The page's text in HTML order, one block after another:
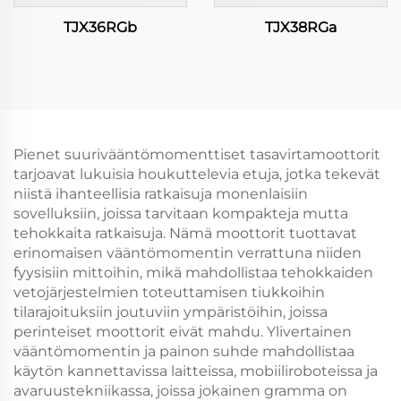
TJX36RGb TJX38RGa
Pienet suurivääntömomenttiset tasavirtamoottorit
tarjoavat lukuisia houkuttelevia etuja, jotka tekevät
niistä ihanteellisia ratkaisuja monenlaisiin
sovelluksiin, joissa tarvitaan kompakteja mutta
tehokkaita ratkaisuja. Nämä moottorit tuottavat
erinomaisen vääntömomentin verrattuna niiden
fyysisiin mittoihin, mikä mahdollistaa tehokkaiden
vetojärjestelmien toteuttamisen tiukkoihin
tilarajoituksiin joutuviin ympäristöihin, joissa
perinteiset moottorit eivät mahdu. Ylivertainen
vääntömomentin ja painon suhde mahdollistaa
käytön kannettavissa laitteissa, mobiiliroboteissa ja
avaruustekniikassa, joissa jokainen gramma on